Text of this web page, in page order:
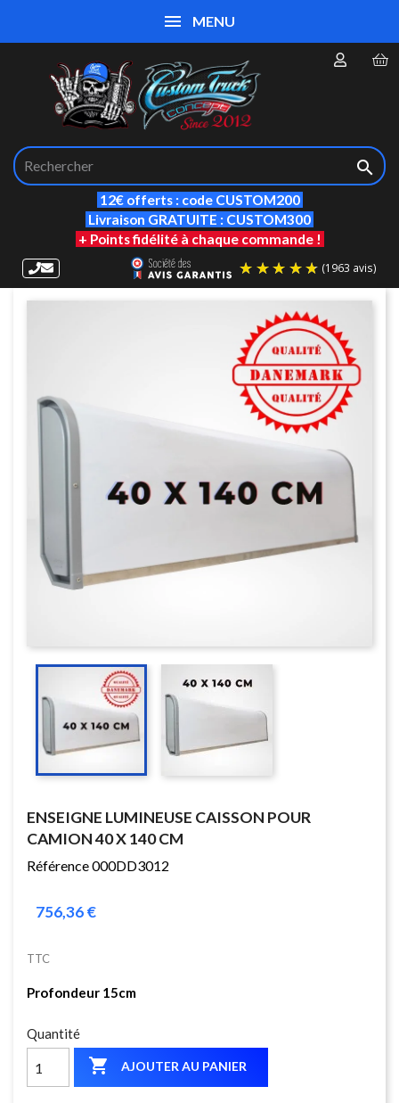

12€ offerts : code CUSTOM200
Livraison GRATUITE : CUSTOM300
+ Points fidélité à chaque commande !
MENU
ENSEIGNE LUMINEUSE CAISSON POUR
CAMION 40 X 140 CM
Référence 000DD3012
756,36 €
TTC
Profondeur 15cm
Quantité
 AJOUTER AU PANIER